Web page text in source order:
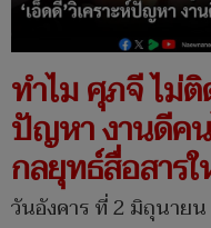
ทำไม ศุภจี ไม่ติ
ปัญหา งานดีค
กลยุทธ์สื่อสาร
วันอังคาร ที่ 2 มิถุนาย